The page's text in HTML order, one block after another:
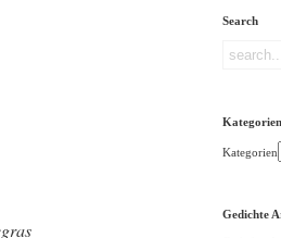
Search
Kategorien
Kategorien
Gedichte